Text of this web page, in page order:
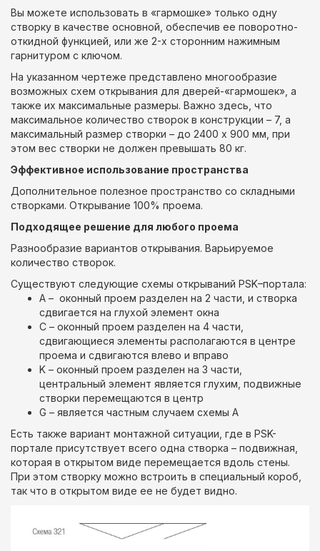
Вы можете использовать в «гармошке» только одну
створку в качестве основной, обеспечив ее поворотно-
откидной функцией, или же 2-х сторонним нажимным
гарнитуром с ключом.
На указанном чертеже представлено многообразие
возможных схем открывания для дверей-«гармошек», а
также их максимальные размеры. Важно здесь, что
максимальное количество створок в конструкции – 7, а
максимальный размер створки – до 2400 х 900 мм, при
этом вес створки не должен превышать 80 кг.
Эффективное использование пространства
Дополнительное полезное пространство со складными
створками. Открывание 100% проема.
Подходящее решение для любого проема
Разнообразие вариантов открывания. Варьируемое
количество створок.
Существуют следующие схемы открываний PSK–портала:
A – оконный проем разделен на 2 части, и створка
сдвигается на глухой элемент окна
С – оконный проем разделен на 4 части,
сдвигающиеся элементы располагаются в центре
проема и сдвигаются влево и вправо
K – оконный проем разделен на 3 части,
центральный элемент является глухим, подвижные
створки перемещаются в центр
G – является частным случаем схемы A
Есть также вариант монтажной ситуации, где в PSK-
портале присутствует всего одна створка – подвижная,
которая в открытом виде перемещается вдоль стены.
При этом створку можно встроить в специальный короб,
так что в открытом виде ее не будет видно.